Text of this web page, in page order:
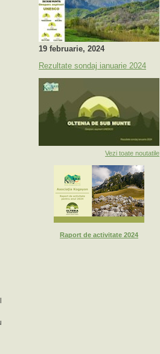
19 februarie, 2024
Rezultate sondaj ianuarie 2024
Vezi toate noutatile
Raport de activitate 2024